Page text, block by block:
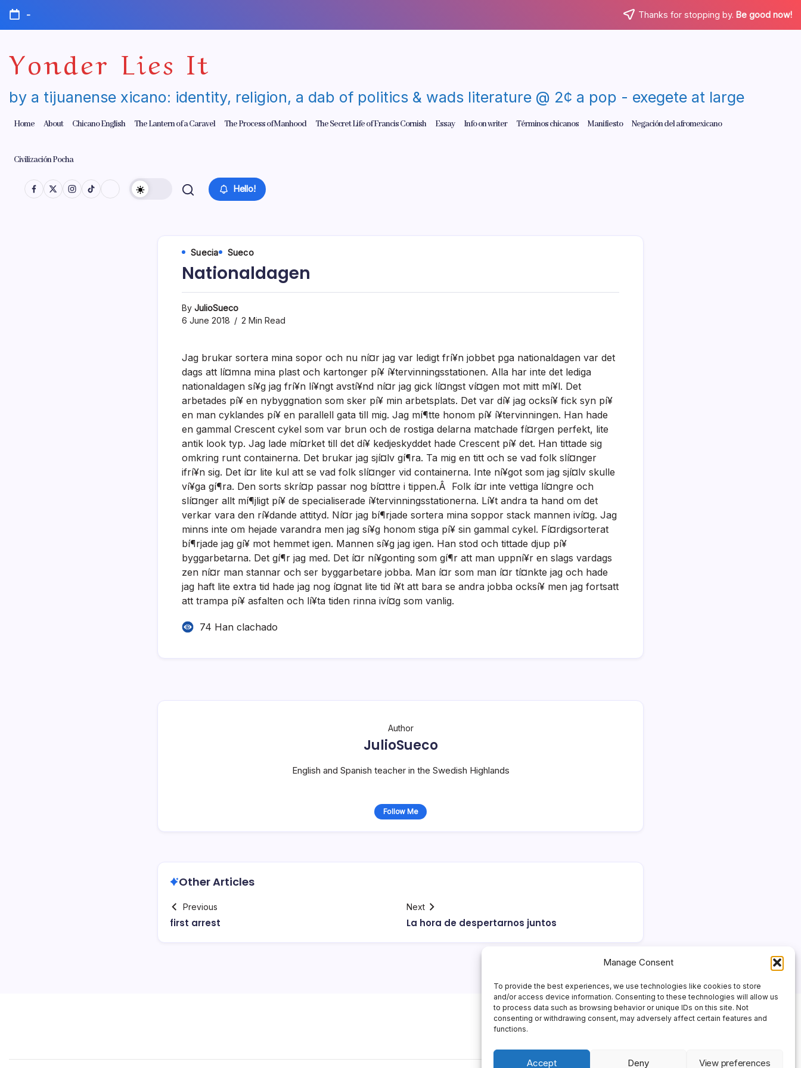
Manage Consent
To provide the best experiences, we use technologies like cookies to store
and/or access device information. Consenting to these technologies will allow us
to process data such as browsing behavior or unique IDs on this site. Not
consenting or withdrawing consent, may adversely affect certain features and
functions.
Accept Deny View preferences
Skip
content
- Thanks for stopping by. Be good now!
Yonder Lies It
by a tijuanense xicano: identity, religion, a dab of politics & wads literature @ 2¢ a pop - exegete at large
Home About Chicano English The Lantern of a Caravel The Process of Manhood The Secret Life of Francis Cornish Essay Info on writer Términos chicanos Manifiesto Negación del afromexicano
Civilización Pocha
Hello!
Suecia Sueco
Nationaldagen
By JulioSueco
6 June 2018
2 Min Read
Jag brukar sortera mina sopor och nu ní¤r jag var ledigt frí¥n jobbet pga nationaldagen var det
dags att lí¤mna mina plast och kartonger pí¥ í¥tervinningsstationen. Alla har inte det lediga
nationaldagen sí¥g jag frí¥n lí¥ngt avstí¥nd ní¤r jag gick lí¤ngst ví¤gen mot mitt mí¥l. Det
arbetades pí¥ en nybyggnation som sker pí¥ min arbetsplats. Det var dí¥ jag ocksí¥ fick syn pí¥
en man cyklandes pí¥ en parallell gata till mig. Jag mí¶tte honom pí¥ í¥tervinningen. Han hade
en gammal Crescent cykel som var brun och de rostiga delarna matchade fí¤rgen perfekt, lite
antik look typ. Jag lade mí¤rket till det dí¥ kedjeskyddet hade Crescent pí¥ det. Han tittade sig
omkring runt containerna. Det brukar jag sjí¤lv gí¶ra. Ta mig en titt och se vad folk slí¤nger
ifrí¥n sig. Det í¤r lite kul att se vad folk slí¤nger vid containerna. Inte ní¥got som jag sjí¤lv skulle
ví¥ga gí¶ra. Den sorts skrí¤p passar nog bí¤ttre i tippen.Â Folk í¤r inte vettiga lí¤ngre och
slí¤nger allt mí¶jligt pí¥ de specialiserade í¥tervinningsstationerna. Lí¥t andra ta hand om det
verkar vara den rí¥dande attityd. Ní¤r jag bí¶rjade sortera mina soppor stack mannen iví¤g. Jag
minns inte om hejade varandra men jag sí¥g honom stiga pí¥ sin gammal cykel. Fí¤rdigsorterat
bí¶rjade jag gí¥ mot hemmet igen. Mannen sí¥g jag igen. Han stod och tittade djup pí¥
byggarbetarna. Det gí¶r jag med. Det í¤r ní¥gonting som gí¶r att man uppní¥r en slags vardags
zen ní¤r man stannar och ser byggarbetare jobba. Man í¤r som man í¤r tí¤nkte jag och hade
jag haft lite extra tid hade jag nog í¤gnat lite tid í¥t att bara se andra jobba ocksí¥ men jag fortsatt
att trampa pí¥ asfalten och lí¥ta tiden rinna iví¤g som vanlig.
74 Han clachado
Author
JulioSueco
English and Spanish teacher in the Swedish Highlands
Follow Me
Other Articles
Previous
first arrest
Next
La hora de despertarnos juntos